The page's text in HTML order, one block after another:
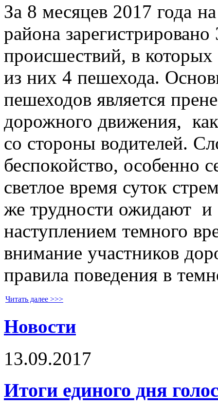
За 8 месяцев 2017 года
района
происшествий, в
из них 4 пешехода.
пешеходов является
дорожного движения,
со стороны водителей.
беспокойство, особенно
светлое время суток
же трудности ожидают и
наступлением темного
внимание участников
правила поведения в
Читать далее >>>
Новости
13.09.2017
Итоги единого дня